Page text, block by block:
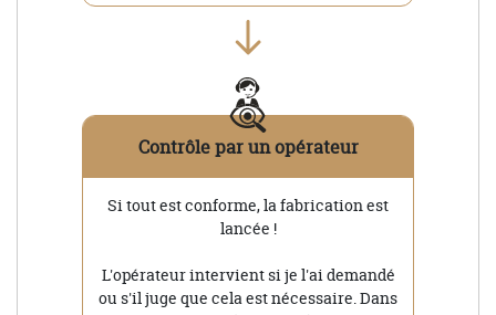
Contrôle par un opérateur
Si tout est conforme, la fabrication est
lancée !
L'opérateur intervient si je l'ai demandé
ou s'il juge que cela est nécessaire. Dans